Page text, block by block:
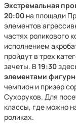
Экстремальная
20:00 на площади
элементов
частях роликового
исполнением
пройдут в трех
зачеты. В19:30
элементами
чемпион и призер
Сухоруков. Для
классы, где можно
роликах.